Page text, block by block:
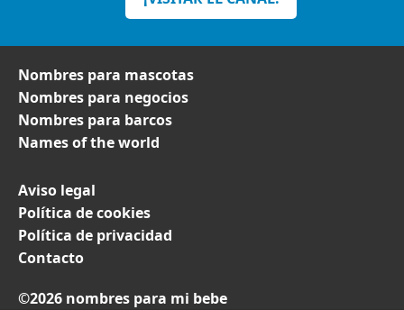
Nombres para mascotas
Nombres para negocios
Nombres para barcos
Names of the world
Aviso legal
Política de cookies
Política de privacidad
Contacto
©2026 nombres para mi bebe